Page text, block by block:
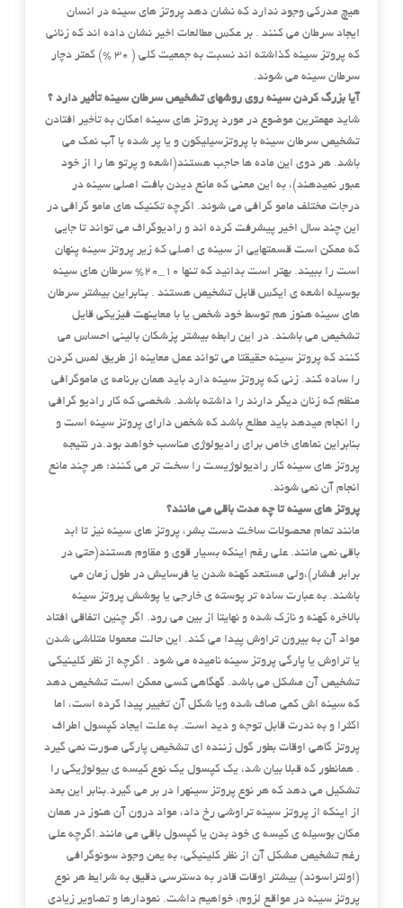
هیچ مدرکی وجود ندارد که نشان دهد پروتز های سینه در انسان
ایجاد سرطان می کنند . بر عکس مطالعات اخیر نشان داده اند که زنانی
که پروتز سینه گذاشته اند نسبت به جمعیت کلی ( ۳۰ %) کمتر دچار
سرطان سینه می شوند.
آیا بزرگ کردن سینه روی روشهای تشخیص سرطان سینه تأثیر دارد ؟
شاید مهمترین موضوع در مورد پروتز های سینه امکان به تأخیر افتادن
تشخیص سرطان سینه با پروتزسیلیکون و یا پر شده با آب نمک می
باشد. هر دوی این ماده ها حاجب هستند(اشعه و پرتو ها را از خود
عبور نمیدهند)، به این معنی که مانع دیدن بافت اصلی سینه در
درجات مختلف مامو گرافی می شوند. اگرچه تکنیک های مامو گرافی در
این چند سال اخیر پیشرفت کرده اند و رادیوگراف می تواند تا جایی
که ممکن است قسمتهایی از سینه ی اصلی که زیر پروتز سینه پنهان
است را ببیند. بهتر است بدانید که تنها ۱۰_۲۰% سرطان های سینه
بوسیله اشعه ی ایکس قابل تشخیص هستند . بنابراین بیشتر سرطان
های سینه هنوز هم توسط خود شخص یا با معاینهت فیزیکی قایل
تشخیص می باشند. در این رابطه بیشتر پزشکان بالینی احساس می
کنند که پروتز سینه حقیقتا می تواند عمل معاینه از طریق لمس کردن
را ساده کند. زنی که پروتز سینه دارد باید همان برنامه ی ماموگرافی
منظم که زنان دیگر دارند را داشته باشد. شخصی که کار رادیو گرافی
را انجام میدهد باید مطلع باشد که شخص دارای پروتز سینه است و
بنابراین نماهای خاص برای رادیولوژی مناسب خواهد بود.در نتیجه
پروتز های سینه کار رادیولوژیست را سخت تر می کنند؛ هر چند مانع
انجام آن نمی شوند.
پروتز های سینه تا چه مدت باقی می مانند؟
مانند تمام محصولات ساخت دست بشر، پروتز های سینه نیز تا ابد
باقی نمی مانند. علی رغم اینکه بسیار قوی و مقاوم هستند(حتی در
برابر فشار)،ولی مستعد کهنه شدن یا فرسایش در طول زمان می
باشند. به عبارت ساده تر پوسته ی خارجی یا پوشش پروتز سینه
بالاخره کهنه و نازک شده و نهایتا از بین می رود. اگر چنین اتفاقی افتاد
مواد آن به بیرون تراوش پیدا می کند. این حالت معمولا متلاشی شدن
یا تراوش یا پارگی پروتز سینه نامیده می شود . اگرچه از نظر کلینیکی
تشخیص آن مشکل می باشد. گهگاهی کسی ممکن است تشخیص دهد
که سینه اش کمی صاف شده ویا شکل آن تغییر پیدا کرده است، اما
اکثرا و به ندرت قابل توجه و دید است. به علت ایجاد کپسول اطراف
پروتز گاهی اوقات بطور گول زننده ای تشخیص پارگی صورت نمی گیرد
. همانطور که قبلا بیان شد، یک کپسول یک نوع کیسه ی بیولوژیکی را
تشکیل می دهد که هر نوع پروتز سینهرا در بر می گیرد.بنابر این بعد
از اینکه از پروتز سینه تراوشی رخ داد، مواد درون آن هنوز در همان
مکان بوسیله ی کیسه ی خود بدن یا کپسول باقی می مانند.اگرچه علی
رغم تشخیص مشکل آن از نظر کلینیکی، به یمن وجود سونوگرافی
(اولتراسوند) بیشتر اوقات قادر به دسترسی دقیق به شرایط هر نوع
پروتز سینه در مواقع لزوم، خواهیم داشت. نمودارها و تصاویر زیادی